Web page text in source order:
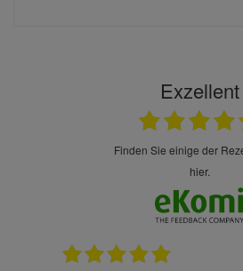
Exzellent
finden Sie einige der Rezensionen
hier.